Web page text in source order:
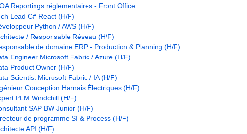
Reportings réglementaires - Front Office
Lead C# React (H/F)
Python / AWS (H/F)
/ Responsable Réseau (H/F)
de domaine ERP - Production & Planning (H/F)
Engineer Microsoft Fabric / Azure (H/F)
Product Owner (H/F)
Scientist Microsoft Fabric / IA (H/F)
Conception Harnais Électriques (H/F)
PLM Windchill (H/F)
SAP BW Junior (H/F)
de programme SI & Process (H/F)
API (H/F)